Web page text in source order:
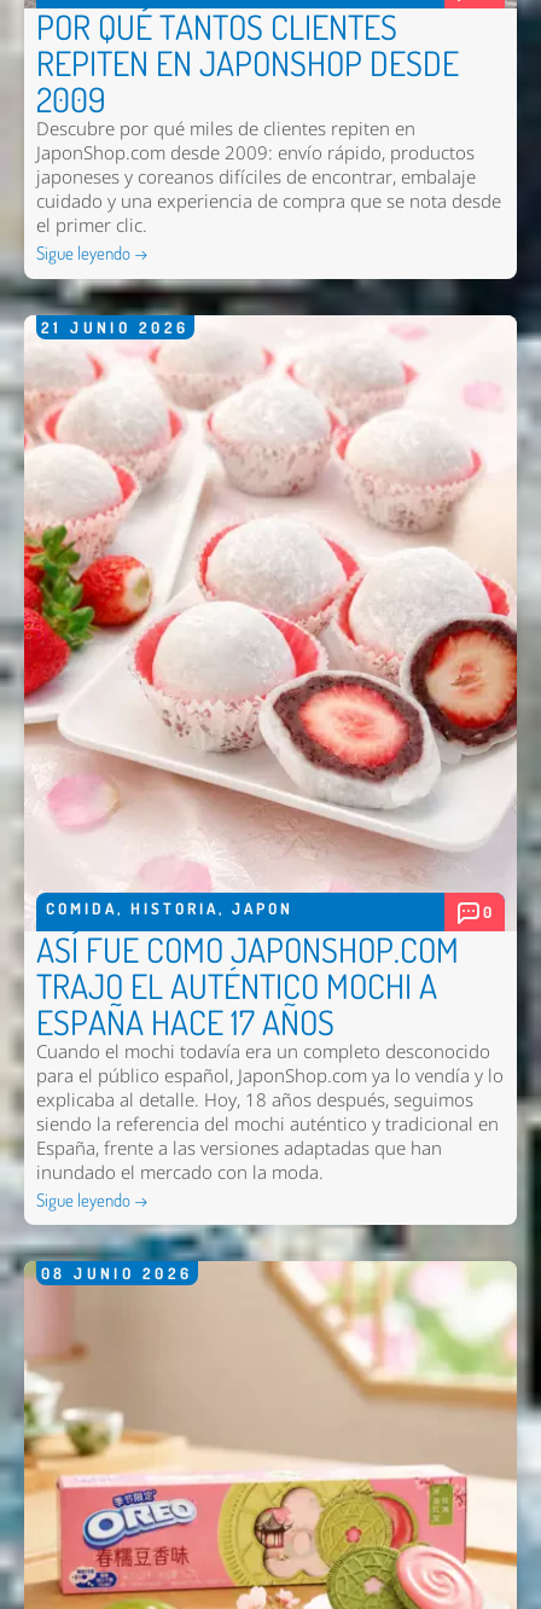
POR QUÉ TANTOS CLIENTES
REPITEN EN JAPONSHOP DESDE
2009
Descubre por qué miles de clientes repiten en
JaponShop.com desde 2009: envío rápido, productos
japoneses y coreanos difíciles de encontrar, embalaje
cuidado y una experiencia de compra que se nota desde
el primer clic.
Sigue leyendo →
21 JUNIO 2026
COMIDA, HISTORIA, JAPON 0
ASÍ FUE COMO JAPONSHOP.COM
TRAJO EL AUTÉNTICO MOCHI A
ESPAÑA HACE 17 AÑOS
Cuando el mochi todavía era un completo desconocido
para el público español, JaponShop.com ya lo vendía y lo
explicaba al detalle. Hoy, 18 años después, seguimos
siendo la referencia del mochi auténtico y tradicional en
España, frente a las versiones adaptadas que han
inundado el mercado con la moda.
Sigue leyendo →
08 JUNIO 2026
Nombre *
Email *
Comentario *
Enviar